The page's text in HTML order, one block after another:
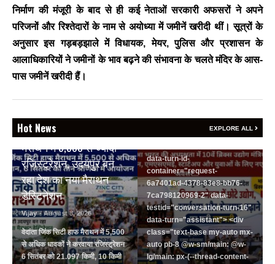
निर्माण की मंजूरी के बाद से ही कई नेताओं सरकारी अफसरों ने अपने
परिजनों और रिश्तेदारों के नाम से अयोध्या में जमीनें खरीदी थीं। सूत्रों के
अनुसार इस गड़बड़झाले में विधायक, मेयर, पुलिस और प्रशासन के
आलाधिकारियों ने जमीनों के भाव बढ़ने की संभावना के चलते मंदिर के आस-
पास जमीनें खरीदी हैं।
Hot News EXPLORE ALL
वेदांता जिंक सिटी हाफ
मैराथन में 5,500 से ज्यादा
रजिस्ट्रेशन, उदयपुर बन
रहा देश का नया मैराथन
डेस्टिनेशन
Vijay - August 8, 2026
वेदांता जिंक सिटी हाफ मैराथन में 5,500
से अधिक धावकों ने करवाया रजिस्ट्रेशन
6 सितंबर को 21.097 किमी, 10 किमी
Vijay - August 6, 2026
<section class="text-token-
text-primary w-full
focus:outline-none has-data-
writing-block:pointer-events-
R6Vx5W_threadScrollVars
data-turn-id-
container="request-
6a7401ad-4378-83e8-bb76-
7ca798120969-2" data-
testid="conversation-turn-16"
data-turn="assistant"> <div
class="text-base my-auto mx-
auto pb-8 @w-sm/main: @w-
lg/main: px-(--thread-content-